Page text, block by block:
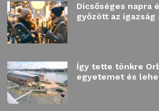
Dicsőséges napra
győzött az
Így tette tönkre
egyetemet és